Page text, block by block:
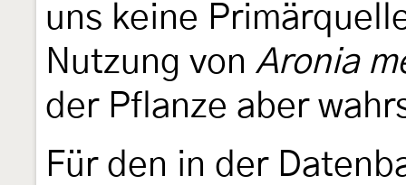
uns keine
Nutzung von Aronia
der Pflanze aber
Für den in der